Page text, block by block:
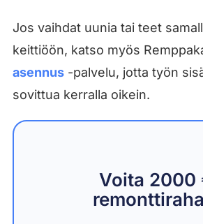
Jos vaihdat uunia tai teet
keittiöön, katso myös
asennus-palvelu, jotta työn
sovittua kerralla oikein.
Voita 2000